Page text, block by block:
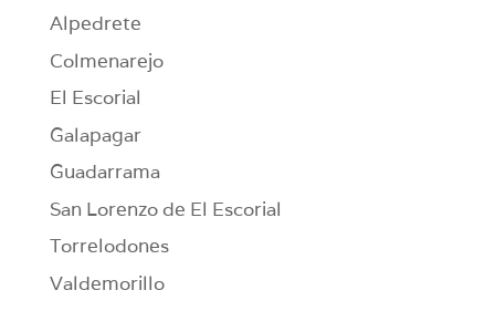
Alpedrete
Colmenarejo
El Escorial
Galapagar
Guadarrama
San Lorenzo de El Escorial
Torrelodones
Valdemorillo